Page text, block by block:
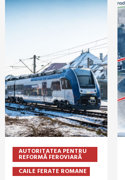
AUTORITATEA PENTRU
REFORMĂ FEROVIARĂ
CAILE FERATE ROMANE